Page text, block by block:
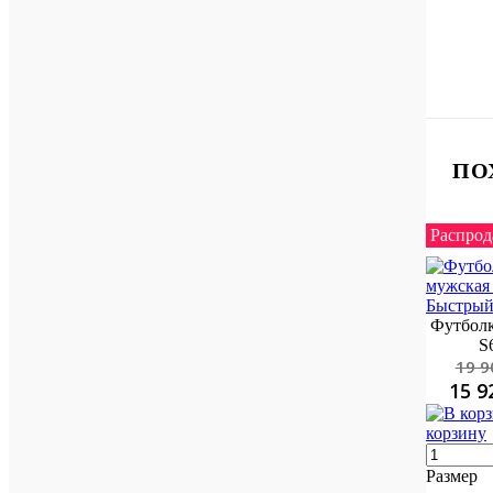
19
15
корзину
Размер